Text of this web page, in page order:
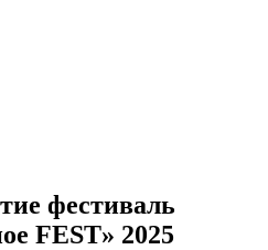
фестиваль
FEST» 2025